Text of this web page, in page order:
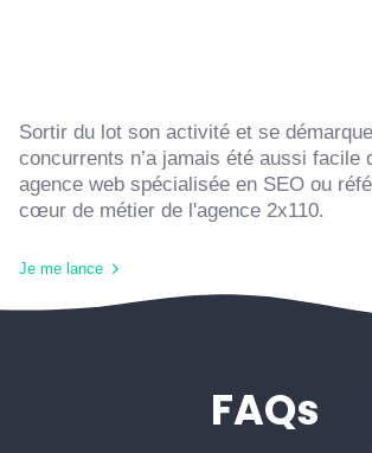
Sortir du lot son activité et se
concurrents n’a jamais été aussi facile
agence web spécialisée en SEO ou
cœur de métier de l'agence 2x110.
Je me lance
FAQs